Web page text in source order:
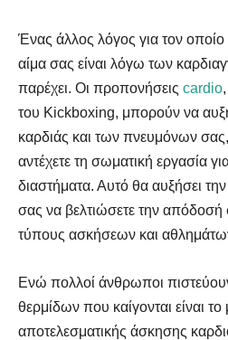
Ένας άλλος λόγος για τον οποίο
αίμα σας είναι λόγω των
παρέχει. Οι προπονήσεις cardio
του Kickboxing, μπορούν να
καρδιάς και των πνευμόνων
αντέχετε τη σωματική εργασία
διαστήματα. Αυτό θα αυξήσει
σας να βελτιώσετε την απόδοσή
τύπους ασκήσεων και
Ενώ πολλοί άνθρωποι
θερμίδων που καίγονται είναι
αποτελεσματικής άσκησης